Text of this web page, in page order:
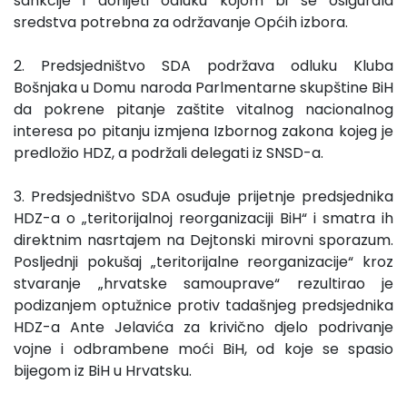
sredstva potrebna za održavanje Općih izbora.
2. Predsjedništvo SDA podržava odluku Kluba
Bošnjaka u Domu naroda Parlmentarne skupštine BiH
da pokrene pitanje zaštite vitalnog nacionalnog
interesa po pitanju izmjena Izbornog zakona kojeg je
predložio HDZ, a podržali delegati iz SNSD-a.
3. Predsjedništvo SDA osuđuje prijetnje predsjednika
HDZ-a o „teritorijalnoj reorganizaciji BiH“ i smatra ih
direktnim nasrtajem na Dejtonski mirovni sporazum.
Posljednji pokušaj „teritorijalne reorganizacije“ kroz
stvaranje „hrvatske samouprave“ rezultirao je
podizanjem optužnice protiv tadašnjeg predsjednika
HDZ-a Ante Jelavića za krivično djelo podrivanje
vojne i odbrambene moći BiH, od koje se spasio
bijegom iz BiH u Hrvatsku.